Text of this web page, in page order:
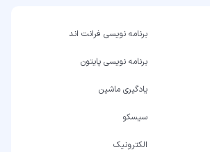
برنامه نویسی فرانت اند
برنامه نویسی پایتون
یادگیری ماشین
سیسکو
الکترونیک